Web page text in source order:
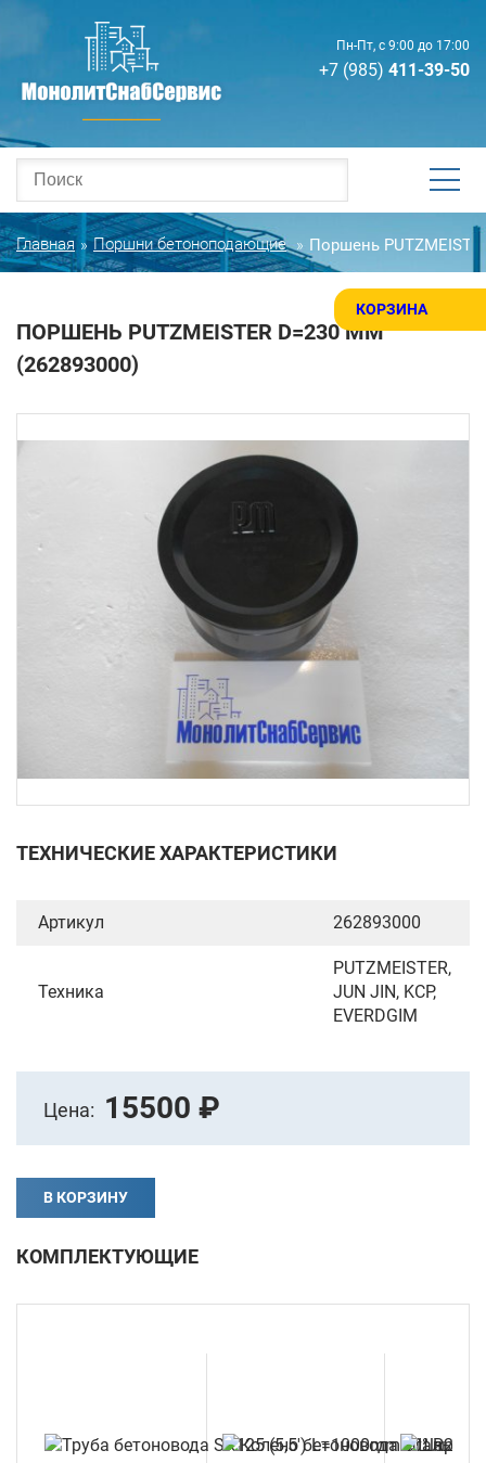
КОРЗИНА
Пн-Пт, с 9:00 до 17:00
+7 (985) 411-39-50
Главная » Поршни бетоноподающие » Поршень
ПОРШЕНЬ PUTZMEISTER D=230 ММ
(262893000)
ТЕХНИЧЕСКИЕ ХАРАКТЕРИСТИКИ
Артикул 262893000
Техника
PUTZMEISTER,
JUN JIN, KCP,
EVERDGIM
Цена: 15500 ₽
В КОРЗИНУ
КОМПЛЕКТУЮЩИЕ